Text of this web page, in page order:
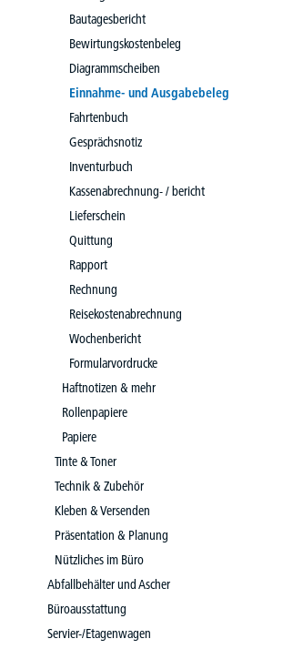
Bautagesbericht
Bewirtungskostenbeleg
Diagrammscheiben
Einnahme- und Ausgabebeleg
Fahrtenbuch
Gesprächsnotiz
Inventurbuch
Kassenabrechnung- / bericht
Lieferschein
Quittung
Rapport
Rechnung
Reisekostenabrechnung
Wochenbericht
Formularvordrucke
Haftnotizen & mehr
Rollenpapiere
Papiere
Tinte & Toner
Technik & Zubehör
Kleben & Versenden
Präsentation & Planung
Nützliches im Büro
Abfallbehälter und Ascher
Büroausstattung
Servier-/Etagenwagen